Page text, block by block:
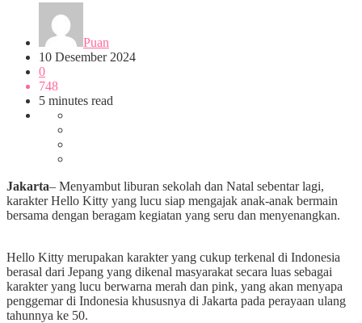
Puan
10 Desember 2024
0
748
5 minutes read
Jakarta– Menyambut liburan sekolah dan Natal sebentar lagi,
karakter Hello Kitty yang lucu siap mengajak anak-anak bermain
bersama dengan beragam kegiatan yang seru dan menyenangkan.
Hello Kitty merupakan karakter yang cukup terkenal di Indonesia
berasal dari Jepang yang dikenal masyarakat secara luas sebagai
karakter yang lucu berwarna merah dan pink, yang akan menyapa
penggemar di Indonesia khususnya di Jakarta pada perayaan ulang
tahunnya ke 50.